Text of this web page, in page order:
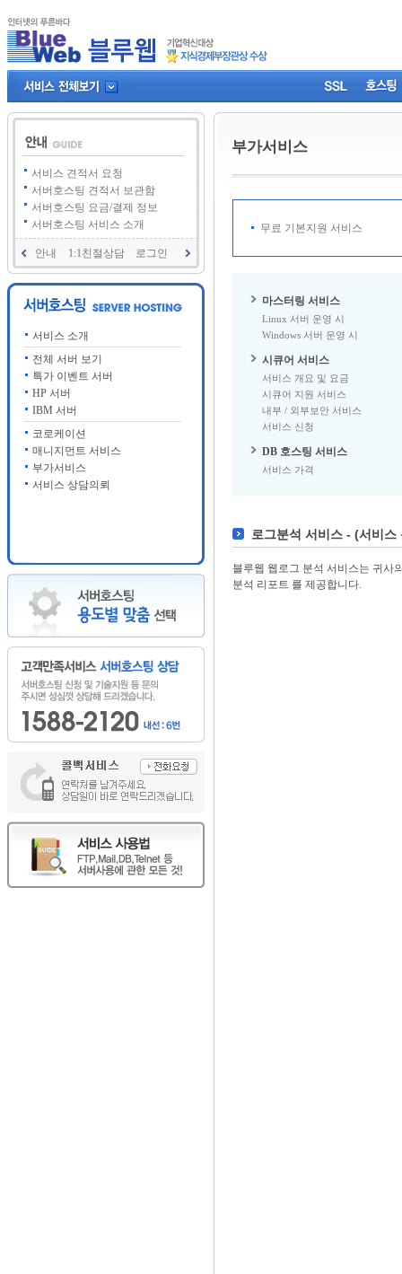
서비스 견적서 요청
서버호스팅 견적서 보관함
서버호스팅 요금/결제 정보
서버호스팅 서비스 소개
안내 1:1친절상담 로그인
서비스 소개
전체 서버 보기
특가 이벤트 서버
HP 서버
IBM 서버
코로케이션
매니지먼트 서비스
부가서비스
서비스 상담의뢰
부가서비스
무료 기본지원 서비스
마스터링 서비스
Linux 서버 운영 시
Windows 서버 운영 시
시큐어 서비스
서비스 개요 및 요금
시큐어 지원 서비스
내부 / 외부보안 서비스
서비스 신청
DB 호스팅 서비스
서비스 가격
로그분석 서비스 - (서비스
블루웹 웹로그 분석 서비스는 귀사
분석 리포트 를 제공합니다.